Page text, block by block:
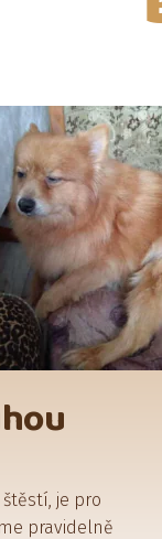
je pro
pravidelně